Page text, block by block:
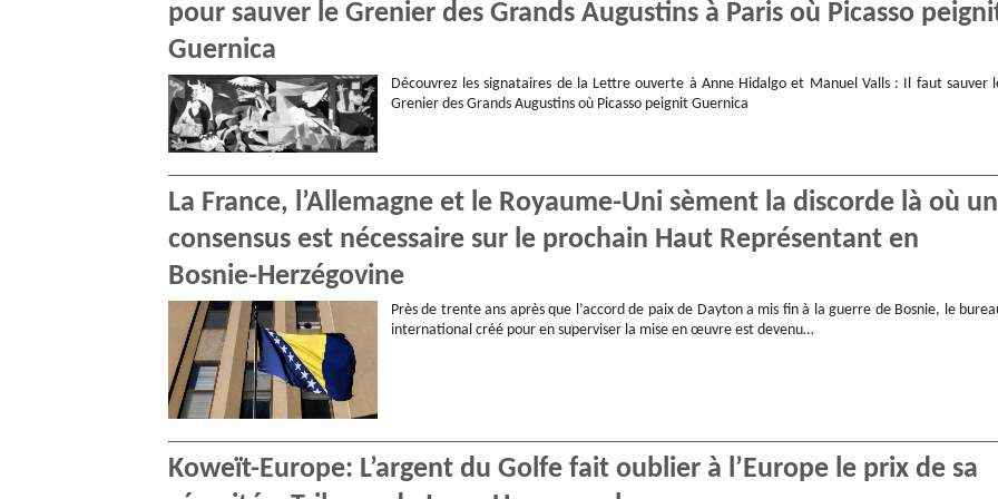
pour sauver le Grenier des Grands Augustins à Paris où Picasso
Guernica
Découvrez les signataires de la Lettre ouverte à Anne Hidalgo et Manuel Valls : Il faut sauver
Grenier des Grands Augustins où Picasso peignit Guernica
La France, l’Allemagne et le Royaume-Uni sèment la discorde là où un
consensus est nécessaire sur le prochain Haut Représentant en
Bosnie-Herzégovine
Près de trente ans après que l’accord de paix de Dayton a mis fin à la guerre de Bosnie, le
international créé pour en superviser la mise en œuvre est devenu…
Koweït-Europe: L’argent du Golfe fait oublier à l’Europe le prix de sa